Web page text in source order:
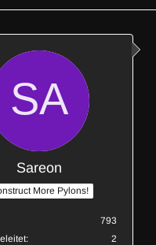
Sareon
More Pylons!
793
2